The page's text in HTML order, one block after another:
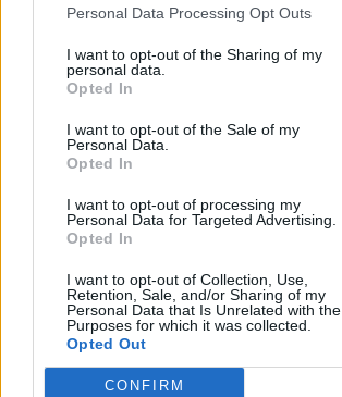
Personal Data Processing Opt Outs
I want to opt-out of the Sharing of my
personal data.
Opted In
I want to opt-out of the Sale of my
Personal Data.
Opted In
I want to opt-out of processing my
Personal Data for Targeted Advertising.
Opted In
I want to opt-out of Collection, Use,
Retention, Sale, and/or Sharing of my
Personal Data that Is Unrelated with the
Purposes for which it was collected.
Opted Out
CONFIRM